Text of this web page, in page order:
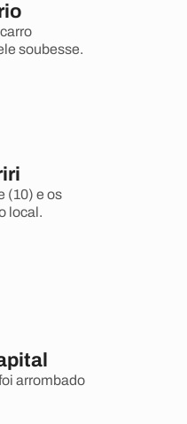
soubesse.
(10) e os
local.
arrombado